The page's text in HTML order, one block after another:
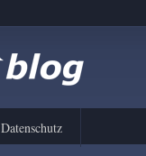
Datenschutz